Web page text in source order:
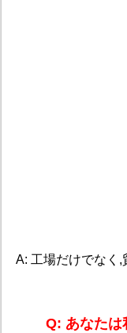
A: 工場だけでなく
Q: あなたは